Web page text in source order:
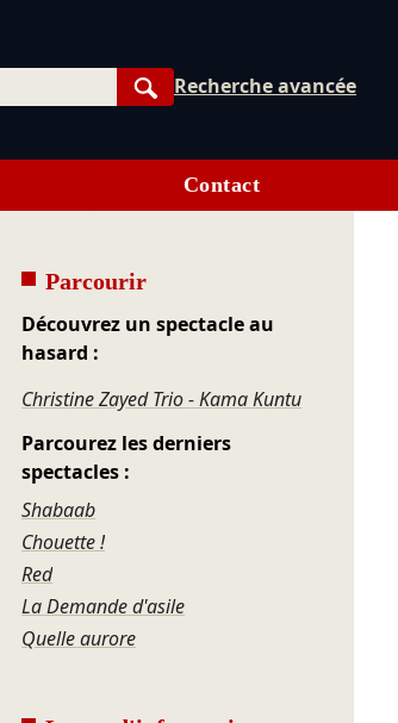
Rechercher
Recherche avancée
Contact
Parcourir
Découvrez un spectacle au
hasard :
Christine Zayed Trio - Kama Kuntu
Parcourez les derniers
spectacles :
Shabaab
Chouette !
Red
La Demande d'asile
Quelle aurore